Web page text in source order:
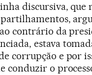
discursiva, que
contrário da
estava
corrupção e por
conduzir o